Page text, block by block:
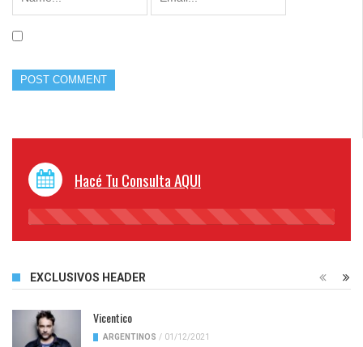
Hacé Tu Consulta AQUI
45%
EXCLUSIVOS HEADER
Vicentico
ARGENTINOS / 01/12/2021